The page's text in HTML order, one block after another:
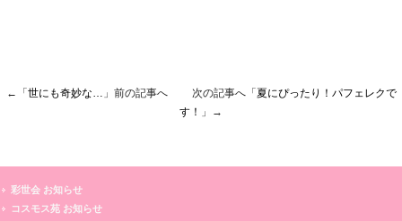
←「 世にも奇妙な… 」前の記事へ 次の記事へ「 夏にぴったり！パフェレクで
す！
」→
彩世会 お知らせ
コスモス苑 お知らせ